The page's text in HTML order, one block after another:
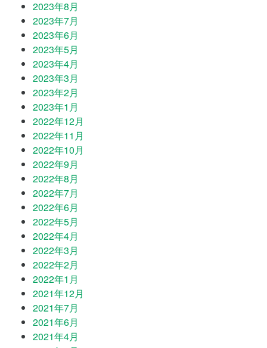
2023年8月
2023年7月
2023年6月
2023年5月
2023年4月
2023年3月
2023年2月
2023年1月
2022年12月
2022年11月
2022年10月
2022年9月
2022年8月
2022年7月
2022年6月
2022年5月
2022年4月
2022年3月
2022年2月
2022年1月
2021年12月
2021年7月
2021年6月
2021年4月